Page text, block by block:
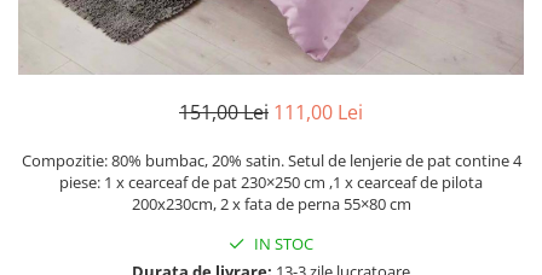
Cearceaf cu Elastic
Cearceaf Normal
151,00 Lei 111,00 Lei
Compozitie: 80% bumbac, 20% satin. Setul de lenjerie de pat contine 4
piese: 1 x cearceaf de pat 230×250 cm ,1 x cearceaf de pilota
200x230cm, 2 x fata de perna 55×80 cm
IN STOC